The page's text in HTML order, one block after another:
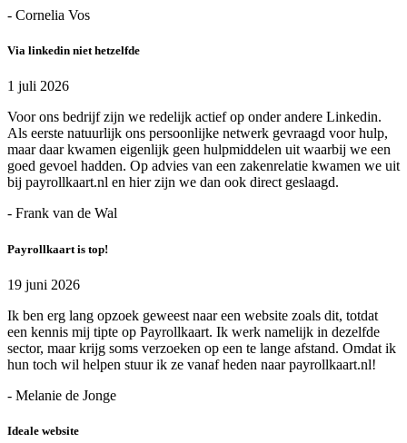
- Cornelia Vos
Via linkedin niet hetzelfde
1 juli 2026
Voor ons bedrijf zijn we redelijk actief op onder andere Linkedin.
Als eerste natuurlijk ons persoonlijke netwerk gevraagd voor hulp,
maar daar kwamen eigenlijk geen hulpmiddelen uit waarbij we een
goed gevoel hadden. Op advies van een zakenrelatie kwamen we uit
bij payrollkaart.nl en hier zijn we dan ook direct geslaagd.
- Frank van de Wal
Payrollkaart is top!
19 juni 2026
Ik ben erg lang opzoek geweest naar een website zoals dit, totdat
een kennis mij tipte op Payrollkaart. Ik werk namelijk in dezelfde
sector, maar krijg soms verzoeken op een te lange afstand. Omdat ik
hun toch wil helpen stuur ik ze vanaf heden naar payrollkaart.nl!
- Melanie de Jonge
Ideale website